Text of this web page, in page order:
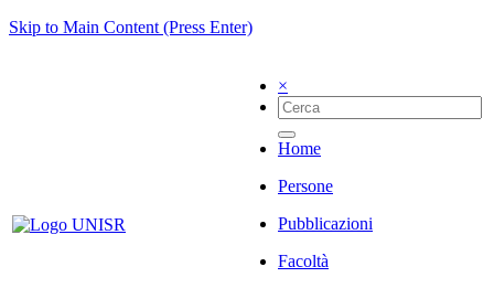
Skip to Main Content (Press Enter)
×
Home
Persone
Pubblicazioni
Facoltà